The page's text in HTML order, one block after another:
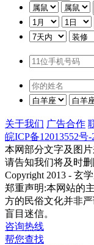
关于我们 广告合作
皖ICP备12013552号-
本网部分文字及图
请告知我们将及时删
Copyright 2013 - 玄
郑重声明:本网站的
方的民俗文化并非
盲目迷信。
咨询热线
帮您查找